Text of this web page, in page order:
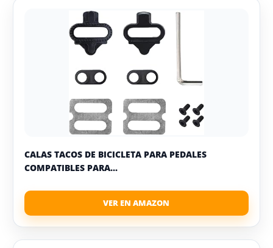
CALAS TACOS DE BICICLETA PARA PEDALES
COMPATIBLES PARA...